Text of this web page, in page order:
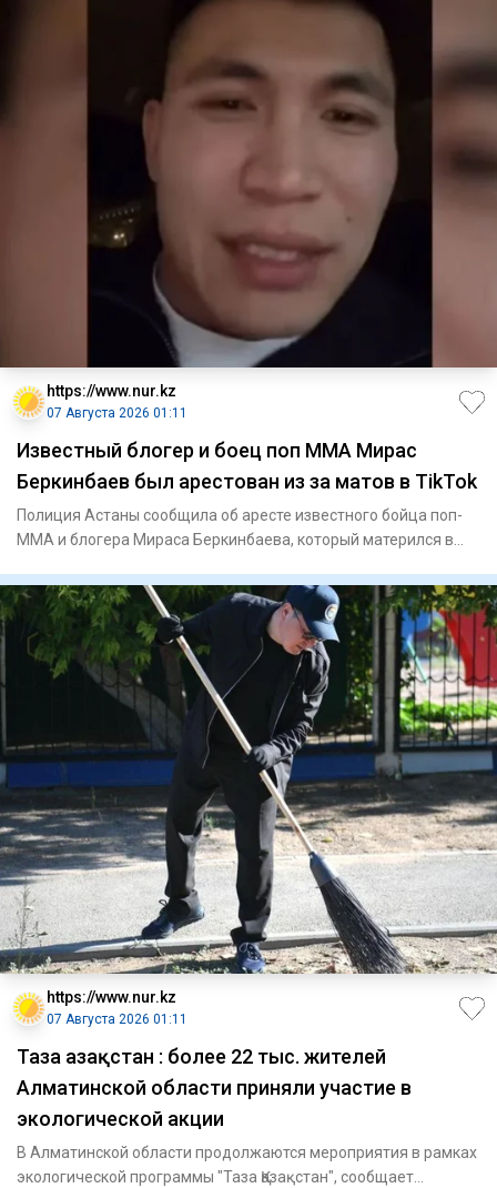
https://www.nur.kz
07 Августа 2026 01:11
Известный блогер и боец поп ММА Мирас
Беркинбаев был арестован из за матов в TikTok
Полиция Астаны сообщила об аресте известного бойца поп-
ММА и блогера Мираса Беркинбаева, который матерился в
https://www.nur.kz
07 Августа 2026 01:11
Таза Қазақстан : более 22 тыс. жителей
Алматинской области приняли участие в
экологической акции
В Алматинской области продолжаются мероприятия в рамках
экологической программы "Таза Қазақстан", сообщает